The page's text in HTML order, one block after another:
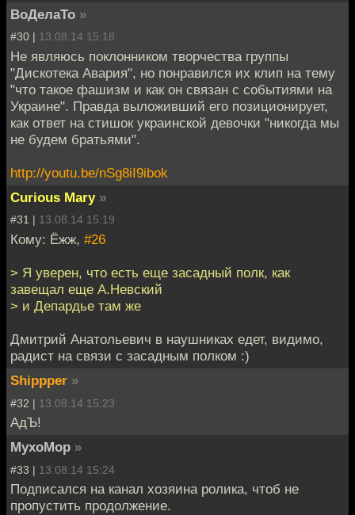
ВоДелаТо »
#30 | 13.08.14 15:18
Не являюсь поклонником творчества группы
"Дискотека Авария", но понравился их клип на тему
"что такое фашизм и как он связан с событиями на
Украине". Правда выложивший его позиционирует,
как ответ на стишок украинской девочки "никогда мы
не будем братьями".
http://youtu.be/nSg8iI9ibok
Curious Mary »
#31 | 13.08.14 15:19
Кому: Ёжж, #26
> Я уверен, что есть еще засадный полк, как
завещал еще А.Невский
> и Депардье там же
Дмитрий Анатольевич в наушниках едет, видимо,
радист на связи с засадным полком :)
Shippper »
#32 | 13.08.14 15:23
АдЪ!
MyxoMop »
#33 | 13.08.14 15:24
Подписался на канал хозяина ролика, чтоб не
пропустить продолжение.